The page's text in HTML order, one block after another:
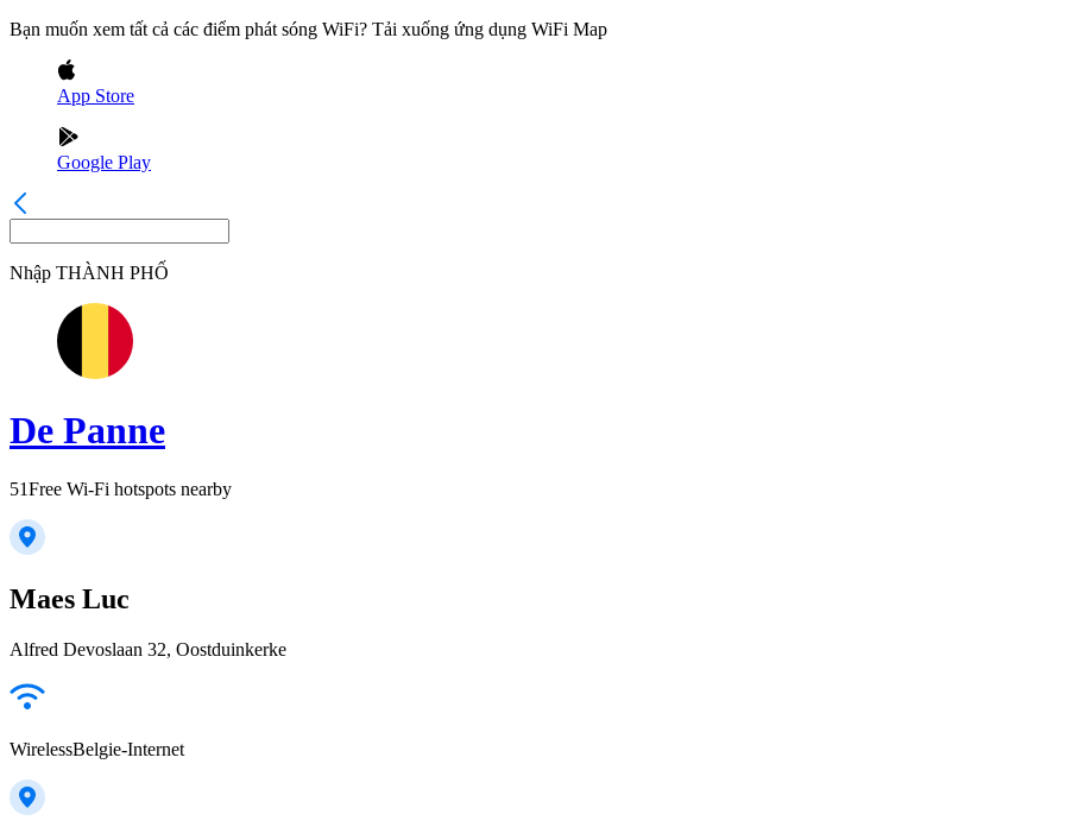
Bạn muốn xem tất cả các điểm phát sóng WiFi? Tải xuống ứng dụng WiFi Map
App Store
Google Play
Nhập THÀNH PHỐ
De Panne
51Free Wi-Fi hotspots nearby
Maes Luc
Alfred Devoslaan 32, Oostduinkerke
WirelessBelgie-Internet